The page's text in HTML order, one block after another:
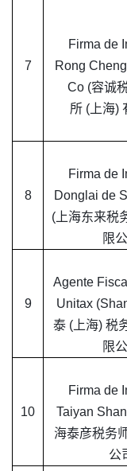
7
Firma de
Rong
Co (容诚
所 (上海)
8
Firma de
Donglai de
(上海东来税
限
9
Agente
Unitax
泰 (上海) 税
限
10
Firma de
Taiyan
海泰彦税务
公